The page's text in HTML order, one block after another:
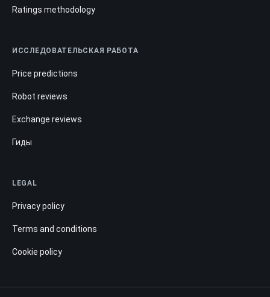
Ratings methodology
ИССЛЕДОВАТЕЛЬСКАЯ РАБОТА
Price predictions
Robot reviews
Exchange reviews
Гиды
LEGAL
Privacy policy
Terms and conditions
Cookie policy